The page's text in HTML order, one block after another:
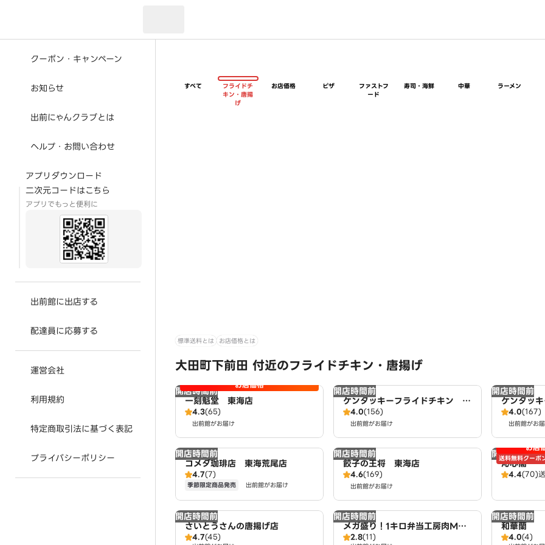
クーポン・キャンペーン
お知らせ
出前にゃんクラブとは
ヘルプ・お問い合わせ
アプリダウンロード
二次元コードはこちら
アプリでもっと便利に
出前館に出店する
配達員に応募する
運営会社
利用規約
特定商取引法に基づく表記
プライバシーポリシー
すべて
フライドチ
キン・唐揚
げ
お店価格 ピザ
ファストフ
ード
寿司・海鮮 中華 ラーメン
標準送料とは お店価格とは
大田町下前田 付近のフライドチキン・唐揚げ
開店時間前 お店価格
一刻魁堂 東海店
4.3(65)
出前館がお届け
開店時間前
ケンタッキーフライドチキン 東
海店
4.0(156)
出前館がお届け
開店時間前
ケンタッ
ピタ東海
4.0(167)
出前館がお
開店時間前
コメダ珈琲店 東海荒尾店
4.7(7)
季節限定商品発売 出前館がお届け
開店時間前
餃子の王将 東海店
4.6(169)
出前館がお届け
開店時間前
送料無料クーポ
お店
沁心閣
4.4(70)
開店時間前
さいとうさんの唐揚げ店
4.7(45)
開店時間前
メガ盛り！1キロ弁当工房肉MA
X！大盛りからあげお弁当 名和
2.8(11)
開店時間前
和華蘭
4.0(4)